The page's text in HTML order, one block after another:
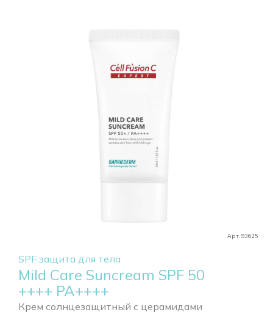
Арт. 93625
SPF защита для тела
Mild Care Suncream SPF 50
++++ РА++++
Крем солнцезащитный с церамидами